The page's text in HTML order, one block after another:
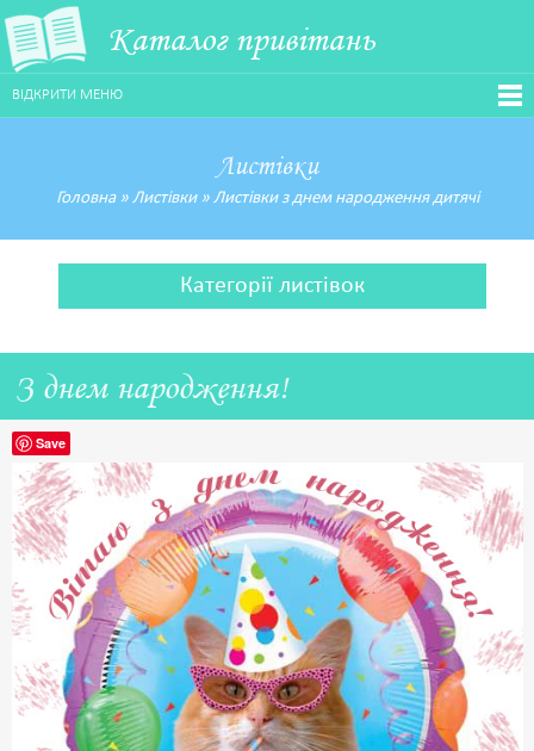
Каталог привітань
ВІДКРИТИ МЕНЮ
Листівки
Головна» Листівки» Листівки з днем народження дитячі
Категорії листівок
З днем народження!
Save